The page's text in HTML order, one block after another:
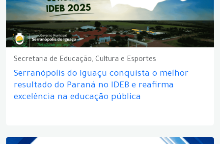
Secretaria de Educação, Cultura e Esportes
Serranópolis do Iguaçu conquista o melhor
resultado do Paraná no IDEB e reafirma
excelência na educação pública